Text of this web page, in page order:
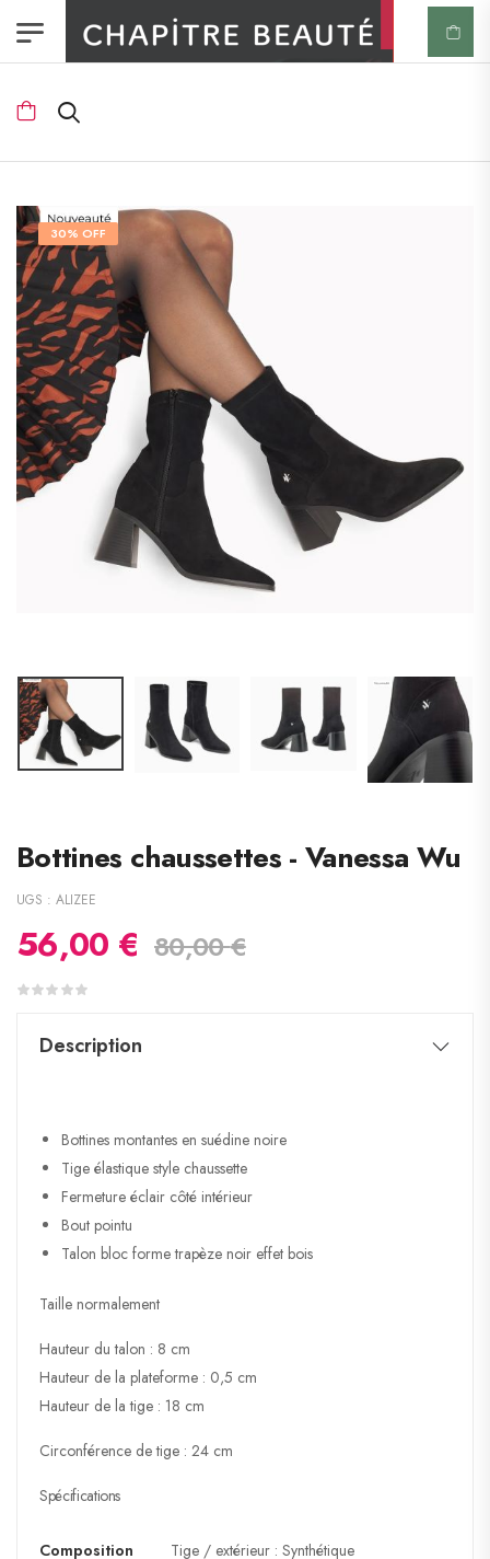
30% OFF
Bottines chaussettes - Vanessa Wu
UGS : ALIZEE
56,00 € 80,00€
Description
Bottines montantes en suédine noire
Tige élastique style chaussette
Fermeture éclair côté intérieur
Bout pointu
Talon bloc forme trapèze noir effet bois
Taille normalement
Hauteur du talon : 8 cm
Hauteur de la plateforme : 0,5 cm
Hauteur de la tige : 18 cm
Circonférence de tige : 24 cm
Spécifications
Composition
Tige / extérieur : Synthétique